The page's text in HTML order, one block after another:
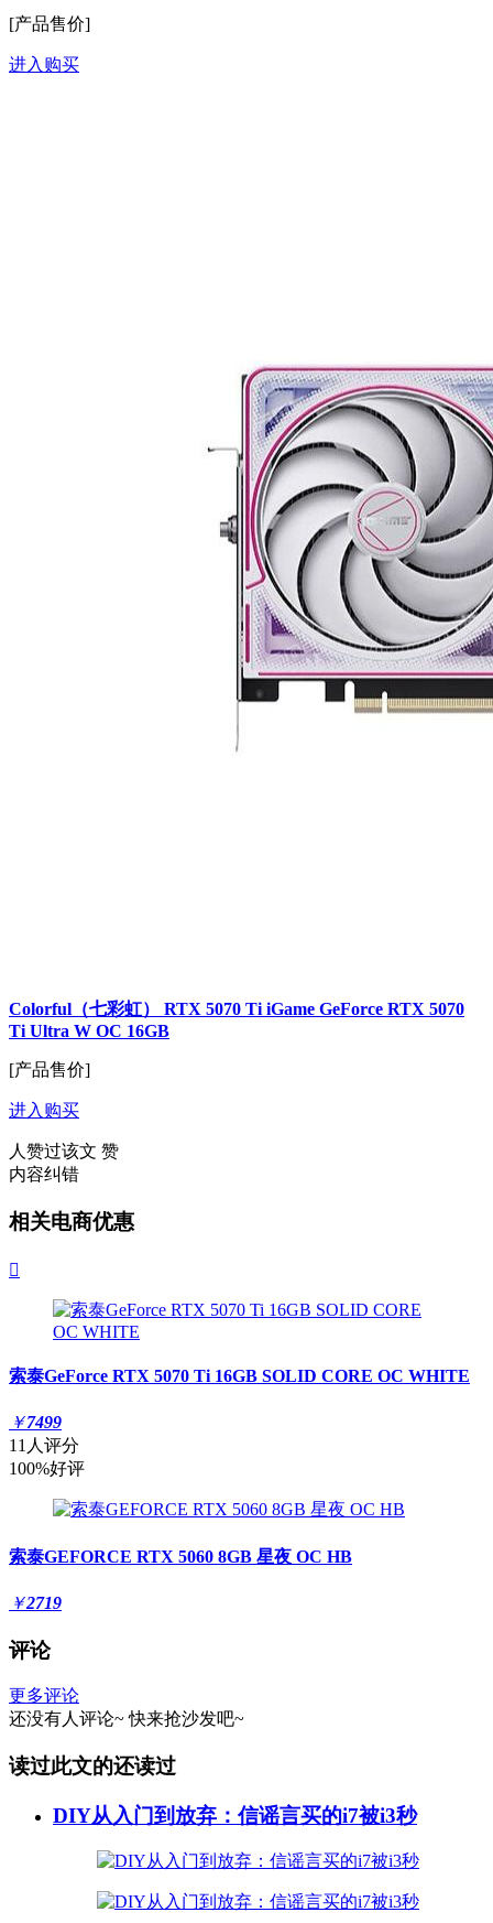
[产品售价]
进入购买
Colorful（七彩虹） RTX 5070 Ti iGame GeForce RTX 5070
Ti Ultra W OC 16GB
[产品售价]
进入购买
人赞过该文 赞
内容纠错
相关电商优惠

索泰GeForce RTX 5070 Ti 16GB SOLID CORE OC WHITE
￥7499
11人评分
100%好评
索泰GEFORCE RTX 5060 8GB 星夜 OC HB
￥2719
评论
更多评论
还没有人评论~ 快来抢沙发吧~
读过此文的还读过
DIY从入门到放弃：信谣言买的i7被i3秒